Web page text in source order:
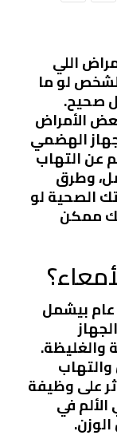
اللي
لو ما
صحيح.
الأمراض
الهضمي
عن التهاب
وطرق
الصحية لو
ممكن
بيشمل
والغليظة.
والتهاب
على وظيفة
في